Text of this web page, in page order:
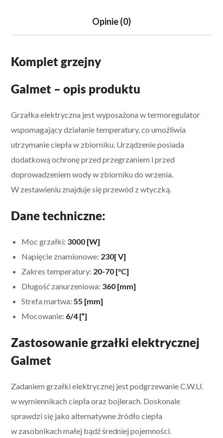
Opinie (0)
Komplet grzejny
Galmet – opis produktu
Grzałka elektryczna jest wyposażona w termoregulator
wspomagający działanie temperatury, co umożliwia
utrzymanie ciepła w zbiorniku. Urządzenie posiada
dodatkową ochronę przed przegrzaniem i przed
doprowadzeniem wody w zbiorniku do wrzenia.
W zestawieniu znajduje się przewód z wtyczką.
Dane techniczne:
Moc grzałki: 3000 [W]
Napięcie znamionowe: 230[ V]
Zakres temperatury: 20-70 [°C]
Długość zanurzeniowa: 360 [mm]
Strefa martwa:55 [mm]
Mocowanie: 6/4 [”]
Zastosowanie grzałki elektrycznej
Galmet
Zadaniem grzałki elektrycznej jest podgrzewanie C.W.U.
w wymiennikach ciepła oraz bojlerach. Doskonale
sprawdzi się jako alternatywne źródło ciepła
w zasobnikach małej bądź średniej pojemności.